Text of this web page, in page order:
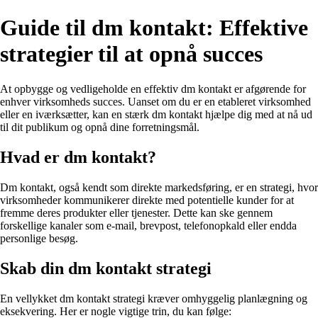
Guide til dm kontakt: Effektive
strategier til at opnå succes
At opbygge og vedligeholde en effektiv dm kontakt er afgørende for
enhver virksomheds succes. Uanset om du er en etableret virksomhed
eller en iværksætter, kan en stærk dm kontakt hjælpe dig med at nå ud
til dit publikum og opnå dine forretningsmål.
Hvad er dm kontakt?
Dm kontakt, også kendt som direkte markedsføring, er en strategi, hvor
virksomheder kommunikerer direkte med potentielle kunder for at
fremme deres produkter eller tjenester. Dette kan ske gennem
forskellige kanaler som e-mail, brevpost, telefonopkald eller endda
personlige besøg.
Skab din dm kontakt strategi
En vellykket dm kontakt strategi kræver omhyggelig planlægning og
eksekvering. Her er nogle vigtige trin, du kan følge: